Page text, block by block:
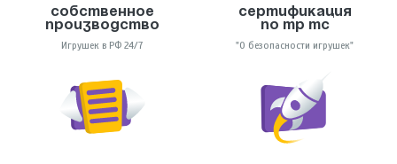
Собственное
производство
Игрушек в РФ 24/7
Сертификация
по тр тс
"О безопасности игрушек"